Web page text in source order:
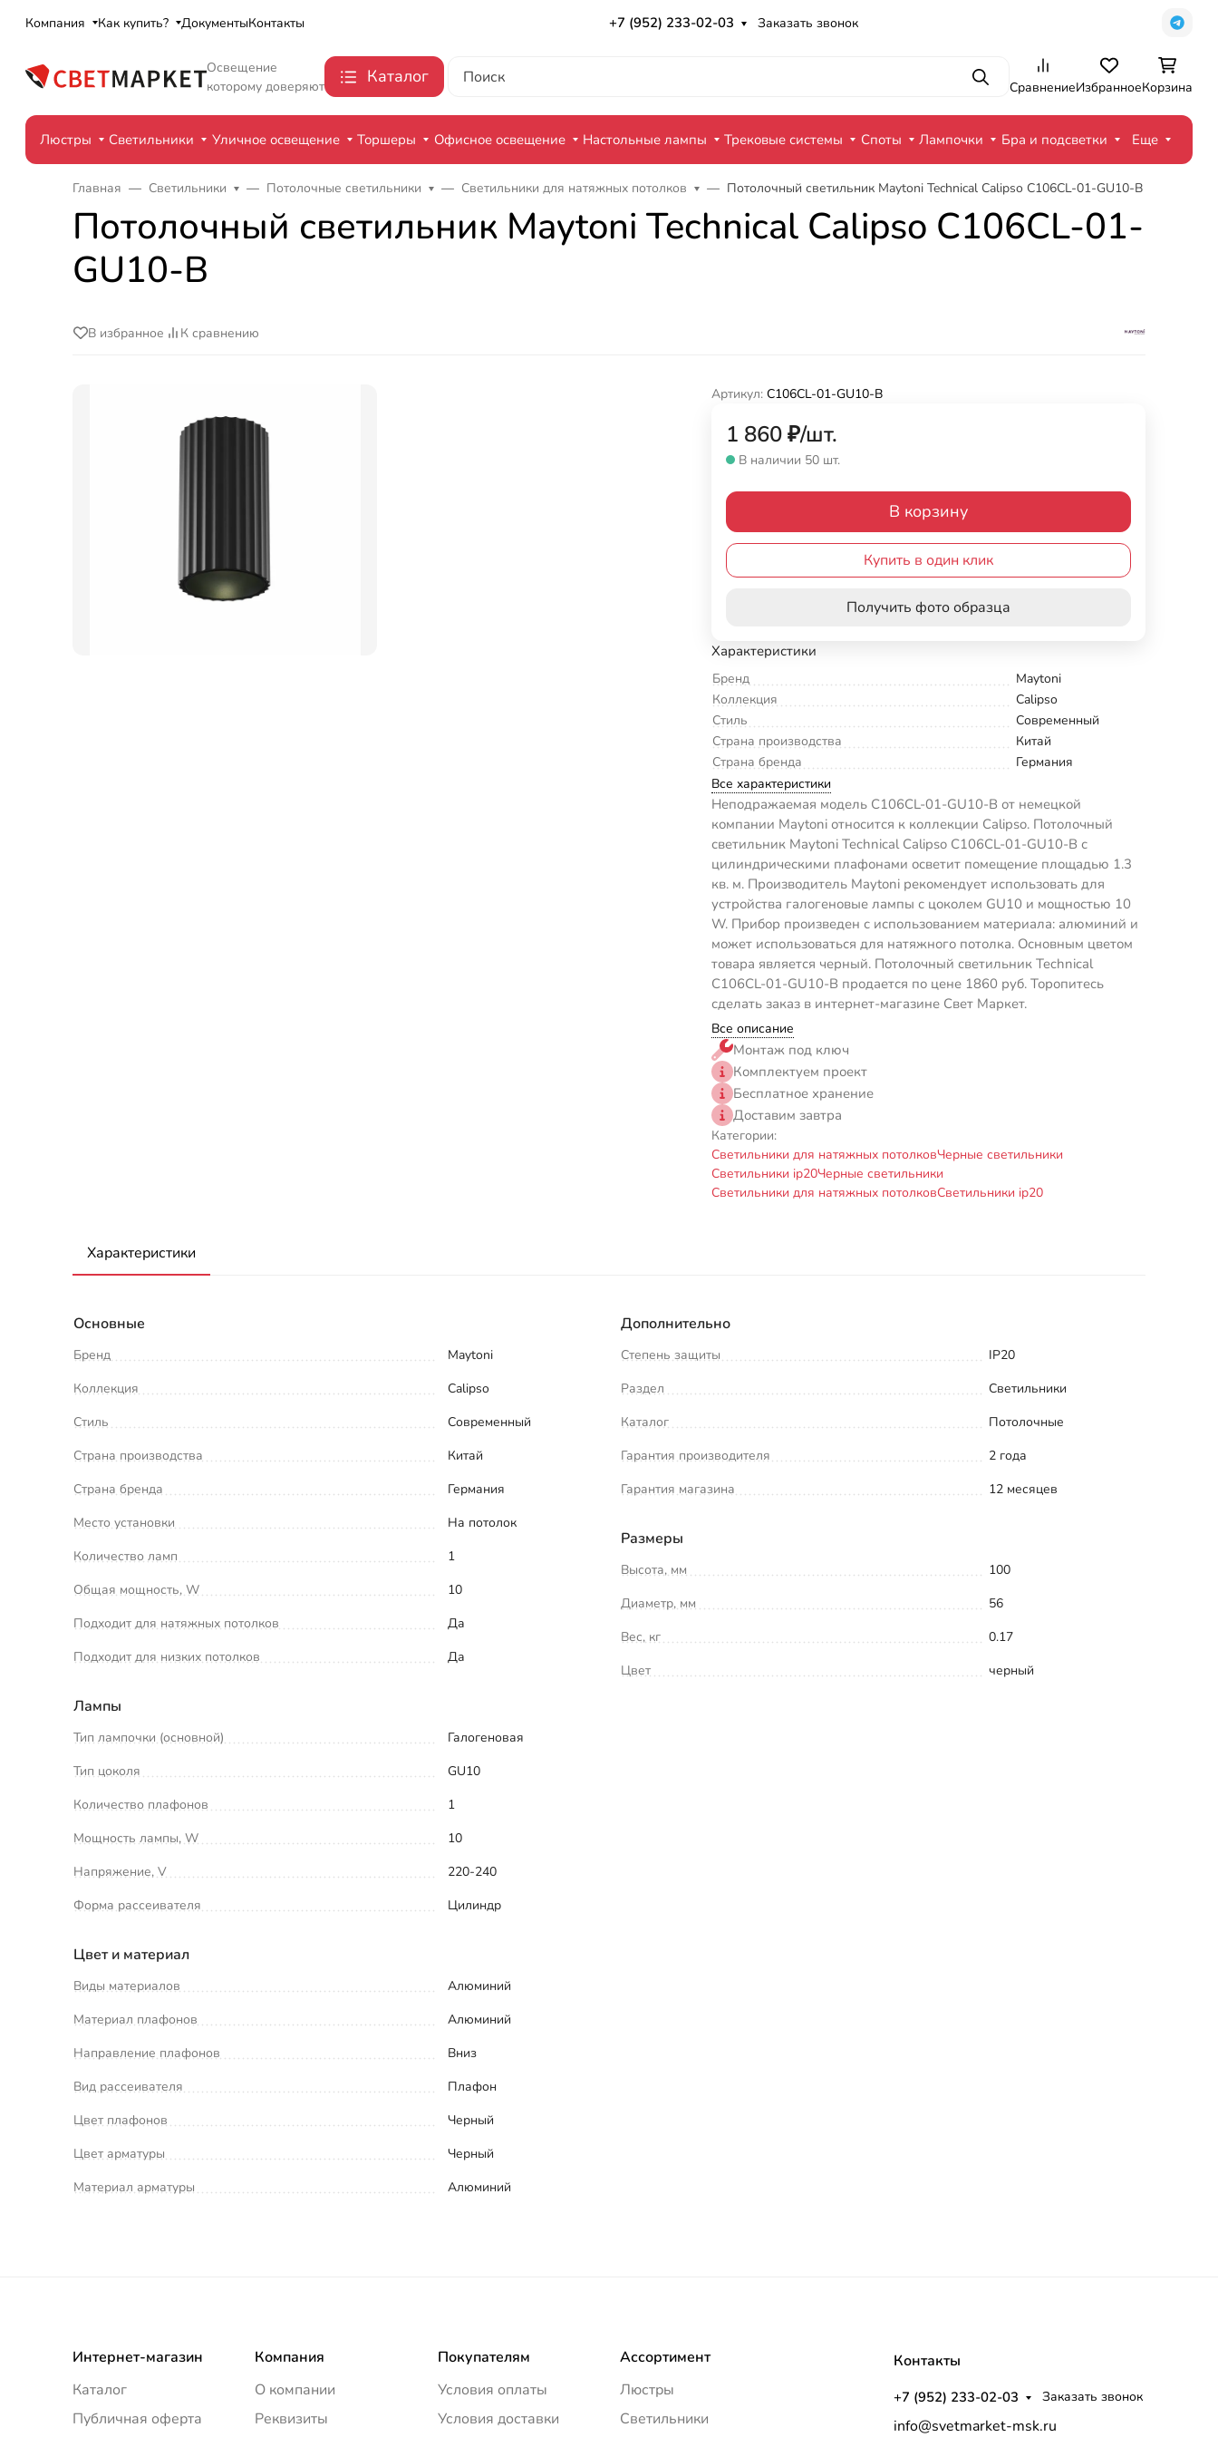
Компания Как купить? ДокументыКонтакты +7 (952) 233-02-03 Заказать звонок
Освещение
которому доверяют
Каталог ПоискСравнениеИзбранноеКорзина
Люстры Светильники Уличное освещение Торшеры Офисное освещение Настольные лампы Трековые системы Споты Лампочки Бра и подсветки Еще
Главная Светильники Потолочные светильники Светильники для натяжных потолков Потолочный светильник Maytoni Technical Calipso C106CL-01-GU10-B
Потолочный светильник Maytoni Technical Calipso C106CL-01-
GU10-B
В избранное К сравнению
Артикул: C106CL-01-GU10-B
1 860₽/шт.
В наличии 50 шт.
В корзину
Купить в один клик
Получить фото образца
Характеристики
Бренд
Maytoni
Коллекция
Calipso
Стиль
Современный
Страна производства
Китай
Страна бренда
Германия
Все характеристики
Неподражаемая модель C106CL-01-GU10-B от немецкой
компании Maytoni относится к коллекции Calipso. Потолочный
светильник Maytoni Technical Calipso C106CL-01-GU10-B с
цилиндрическими плафонами осветит помещение площадью 1.3
кв. м. Производитель Maytoni рекомендует использовать для
устройства галогеновые лампы с цоколем GU10 и мощностью 10
W. Прибор произведен с использованием материала: алюминий и
может использоваться для натяжного потолка. Основным цветом
товара является черный. Потолочный светильник Technical
C106CL-01-GU10-B продается по цене 1860 руб. Торопитесь
сделать заказ в интернет-магазине Свет Маркет.
Все описание
Монтаж под ключ
Комплектуем проект
Бесплатное хранение
Доставим завтра
Категории:
Светильники для натяжных потолковЧерные светильники
Светильники ip20Черные светильники
Светильники для натяжных потолковСветильники ip20
Характеристики
Основные
Бренд
Maytoni
Коллекция
Calipso
Стиль
Современный
Страна производства
Китай
Страна бренда
Германия
Место установки
На потолок
Количество ламп
1
Общая мощность, W
10
Подходит для натяжных потолков
Да
Подходит для низких потолков
Да
Лампы
Тип лампочки (основной)
Галогеновая
Тип цоколя
GU10
Количество плафонов
1
Мощность лампы, W
10
Напряжение, V
220-240
Форма рассеивателя
Цилиндр
Цвет и материал
Виды материалов
Алюминий
Материал плафонов
Алюминий
Направление плафонов
Вниз
Вид рассеивателя
Плафон
Цвет плафонов
Черный
Цвет арматуры
Черный
Материал арматуры
Алюминий
Дополнительно
Степень защиты
IP20
Раздел
Светильники
Каталог
Потолочные
Гарантия производителя
2 года
Гарантия магазина
12 месяцев
Размеры
Высота, мм
100
Диаметр, мм
56
Вес, кг
0.17
Цвет
черный
Интернет-магазин
Каталог
Публичная оферта
Компания
О компании
Реквизиты
Покупателям
Условия оплаты
Условия доставки
Ассортимент
Люстры
Светильники
Контакты
+7 (952) 233-02-03 Заказать звонок
info@svetmarket-msk.ru